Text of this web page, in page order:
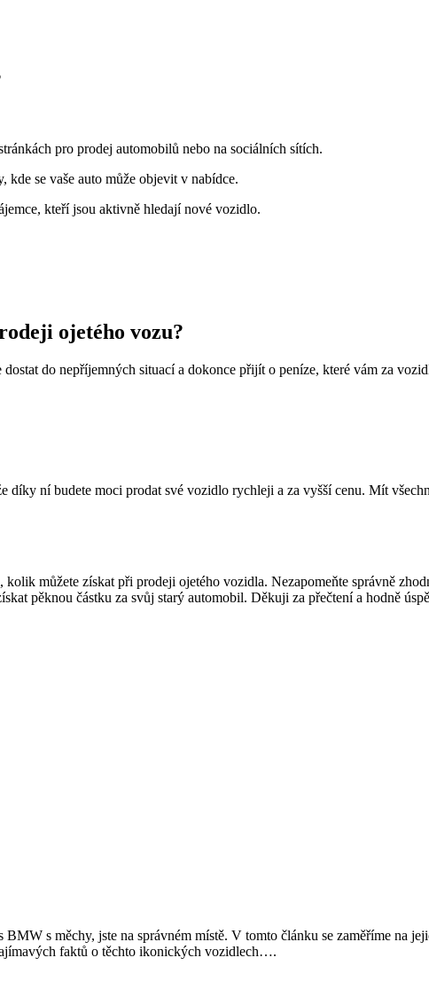
pro prodej automobilů nebo na sociálních sítích.
se vaše auto může objevit v nabídce.
kteří jsou aktivně hledají nové vozidlo.
ojetého vozu?
do nepříjemných situací a dokonce přijít o peníze, které vám za
díky ní budete moci prodat své vozidlo rychleji a za vyšší cenu. Mít
můžete získat při prodeji ojetého vozidla. Nezapomeňte správně
pěknou částku za svůj starý automobil. Děkuji za přečtení a hodně
s měchy, jste na správném místě. V tomto článku se zaměříme na
faktů o těchto ikonických vozidlech….